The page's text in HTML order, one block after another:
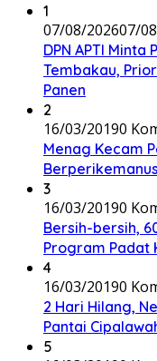
1
07/08/202607/
DPN APTI
Tembakau,
Panen
2
16/03/20190
Menag Kecam
3
16/03/20190
Bersih-bersih,
Program Padat
4
16/03/20190
2 Hari Hilang,
Pantai
5